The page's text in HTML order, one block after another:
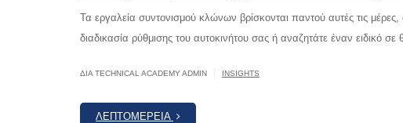
Τα εργαλεία συντονισμού κλώνων βρίσκονται παντού αυτές τις μέρες,
διαδικασία ρύθμισης του αυτοκινήτου σας ή αναζητάτε έναν ειδικό
ΔΙΆ TECHNICAL ACADEMY ADMIN INSIGHTS
ΛΕΠΤΟΜΈΡΕΙΑ